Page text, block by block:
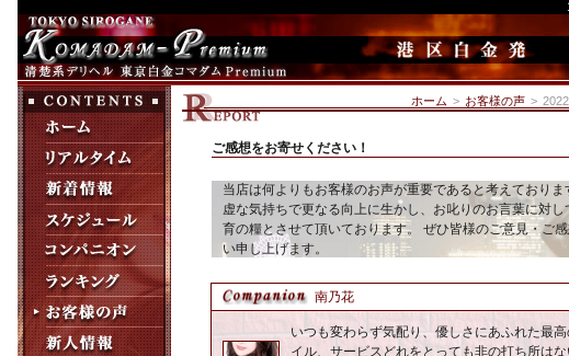
ホーム > お客様の声 >
ご感想をお寄せください！
当店は何よりもお客様のお声が重要であると考えており
虚な気持ちで更なる向上に生かし、お叱りのお言葉に対
育の糧とさせて頂いております。 ぜひ皆様のご意見・ご
い申し上げます。
南乃花
いつも変わらず気配り、優しさにあふれた最
イル、サービスどれをとっても非の打ち所は